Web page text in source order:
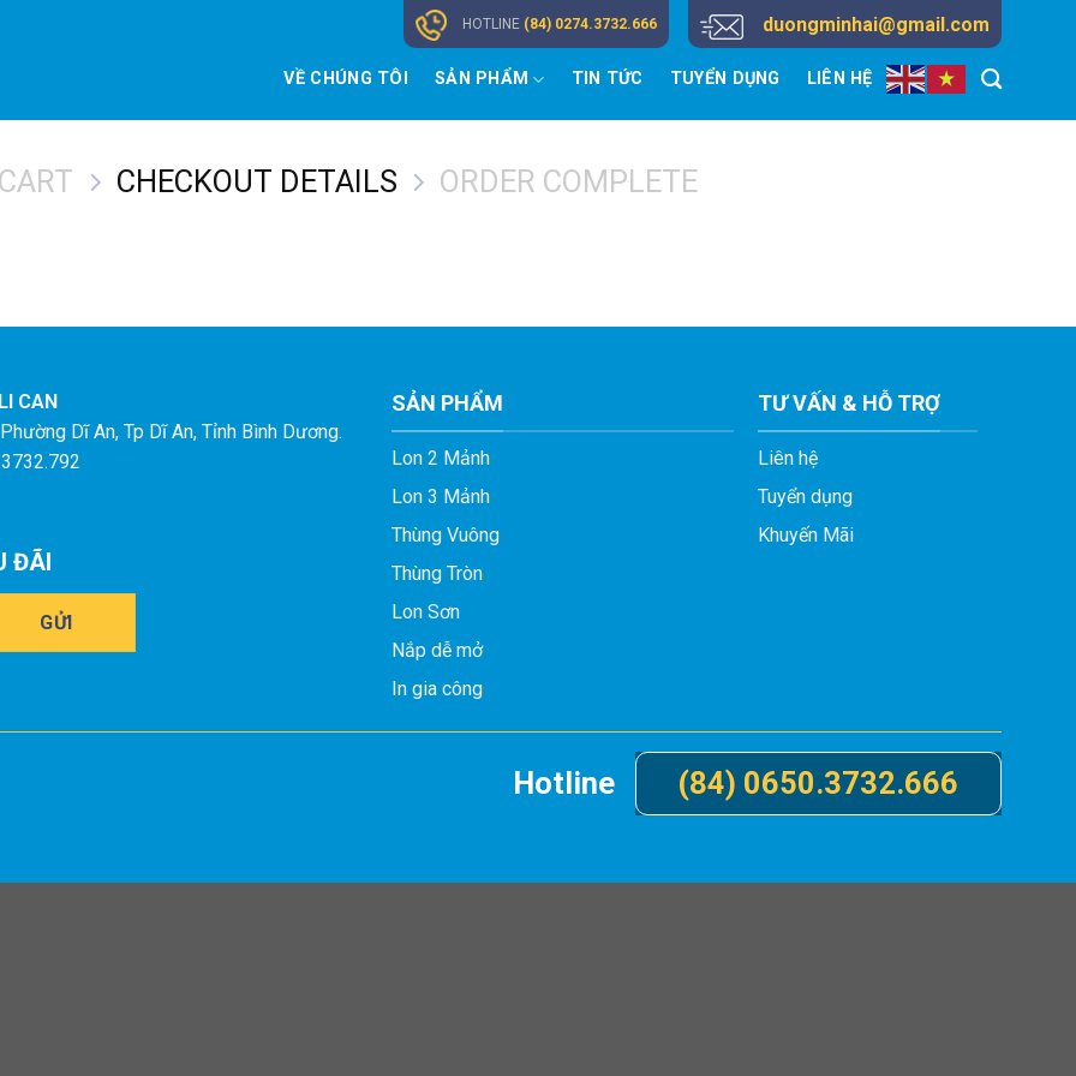
HOTLINE (84) 0274.3732.666 duongminhai@gmail.com
VỀ CHÚNG TÔI SẢN PHẨM TIN TỨC TUYỂN DỤNG LIÊN HỆ
CHECKOUT DETAILS ORDER COMPLETE
CAN
Dĩ An, Tp Dĩ An, Tỉnh Bình Dương.
ĐÃI
SẢN PHẨM
Lon 2 Mảnh
Lon 3 Mảnh
Thùng Vuông
Thùng Tròn
Lon Sơn
Nắp dễ mở
In gia công
TƯ VẤN & HỖ TRỢ
Liên hệ
Tuyển dụng
Khuyến Mãi
Hotline (84) 0650.3732.666